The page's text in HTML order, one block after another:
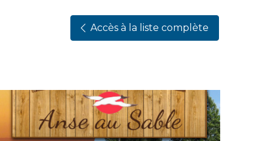
Accès à la liste complète